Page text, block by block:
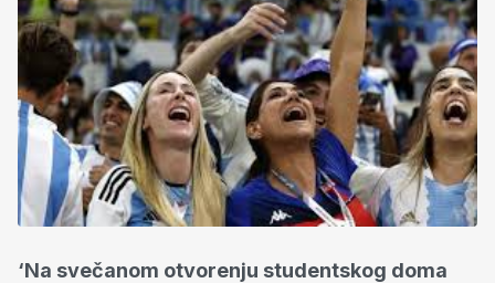
‘Na svečanom otvorenju studentskog doma